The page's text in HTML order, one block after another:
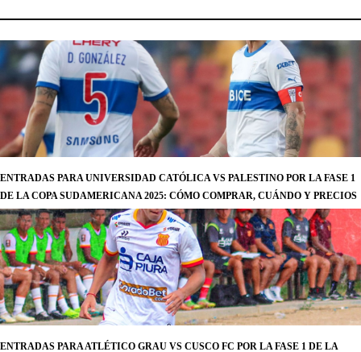
ENTRADAS PARA UNIVERSIDAD CATÓLICA VS PALESTINO POR LA FASE 1
DE LA COPA SUDAMERICANA 2025: CÓMO COMPRAR, CUÁNDO Y PRECIOS
ENTRADAS PARA ATLÉTICO GRAU VS CUSCO FC POR LA FASE 1 DE LA